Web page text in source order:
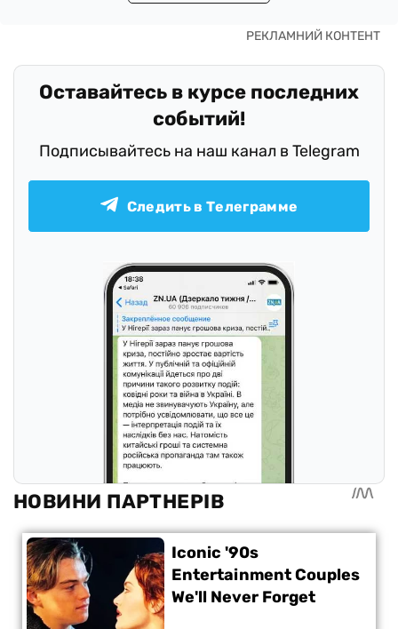
Оставайтесь в курсе последних
событий!
Подписывайтесь на наш канал в Telegram
Следить в Телеграмме